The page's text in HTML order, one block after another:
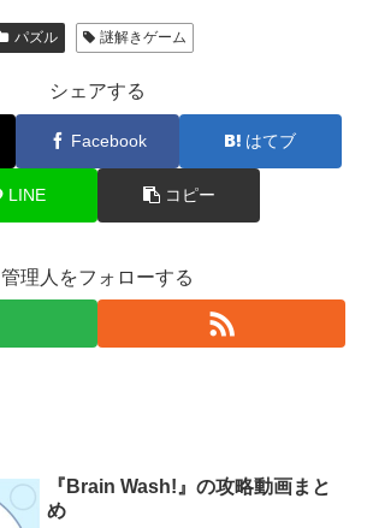
パズル 謎解きゲーム
シェアする
Facebook はてブ
LINE コピー
管理人をフォローする
『Brain Wash!』の攻略動画まと
め